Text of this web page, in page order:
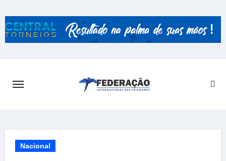
content
Nacional